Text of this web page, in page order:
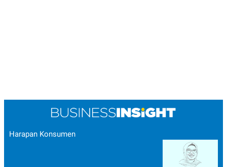
Harapan Konsumen